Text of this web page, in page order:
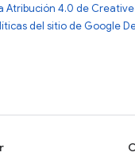
Atribución 4.0 de
del sitio de Google